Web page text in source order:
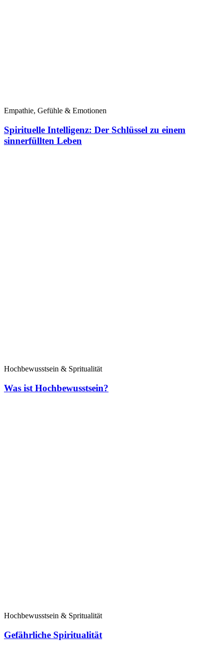
Empathie, Gefühle & Emotionen
Spirituelle Intelligenz: Der Schlüssel zu einem
sinnerfüllten Leben
Hochbewusstsein & Spritualität
Was ist Hochbewusstsein?
Hochbewusstsein & Spritualität
Gefährliche Spiritualität